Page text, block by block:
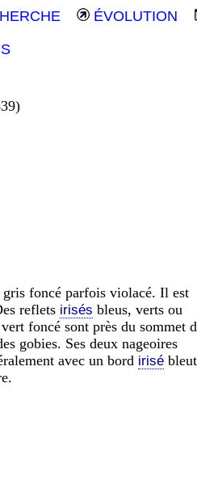
ÉVOLUTION
foncé parfois violacé. Il est
reflets irisés bleus, verts ou
foncé sont près du sommet
gobies. Ses deux nageoires
avec un bord irisé